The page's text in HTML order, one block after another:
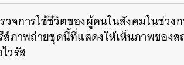
จการใช้ชีวิตของผู้คนในสังคมในช่วง
ภาพถ่ายชุดนี้ที่แสดงให้เห็นภาพของ
วรัส